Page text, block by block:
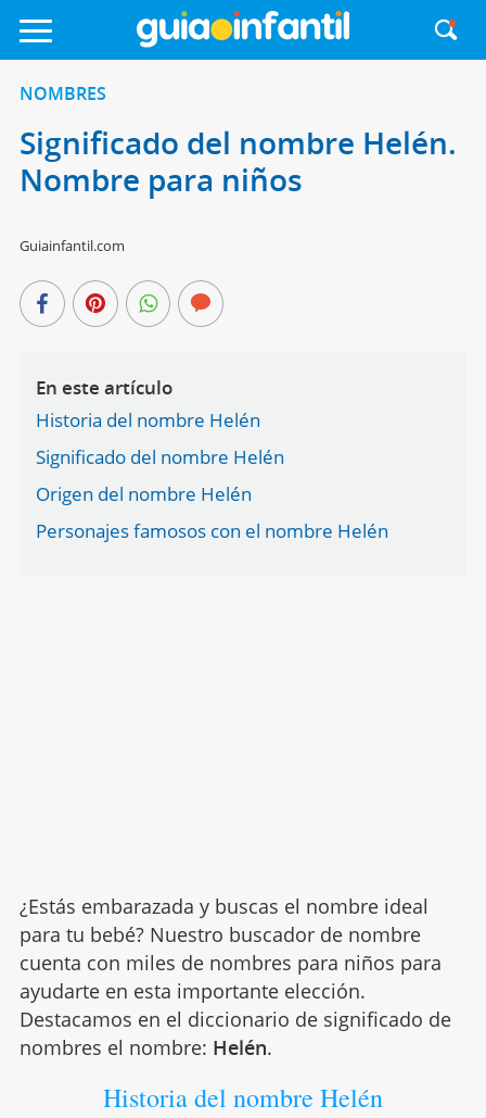
NOMBRES
Significado del nombre Helén.
Nombre para niños
Guiainfantil.com
En este artículo
Historia del nombre Helén
Significado del nombre Helén
Origen del nombre Helén
Personajes famosos con el nombre Helén
¿Estás embarazada y buscas el nombre ideal
para tu bebé? Nuestro buscador de nombre
cuenta con miles de nombres para niños para
ayudarte en esta importante elección.
Destacamos en el diccionario de significado de
nombres el nombre: Helén.
Historia del nombre Helén